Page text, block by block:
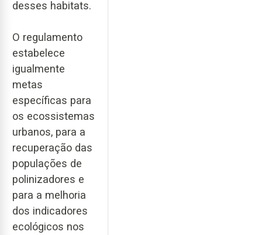
desses habitats.
O regulamento
estabelece
igualmente
metas
específicas para
os ecossistemas
urbanos, para a
recuperação das
populações de
polinizadores e
para a melhoria
dos indicadores
ecológicos nos